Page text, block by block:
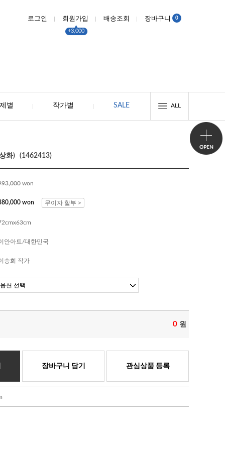
로그인 회원가입
+3,000
배송조회 장바구니 0
별 작가별 SALE ALL
화) (1462413)
won
won 무이자 할부 >
안아트/대한민국
승희 작가
0 원
장바구니 담기 관심상품 등록